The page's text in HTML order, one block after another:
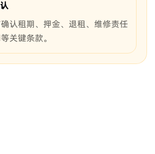
认租期、押金、退租、维修责任
关键条款。